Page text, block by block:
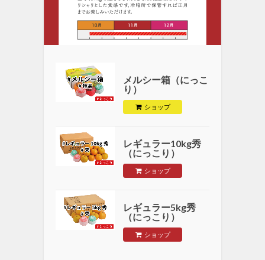
メルシー箱（にっこ
り）
ショップ
レギュラー10kg秀
（にっこり）
ショップ
レギュラー5kg秀
（にっこり）
ショップ